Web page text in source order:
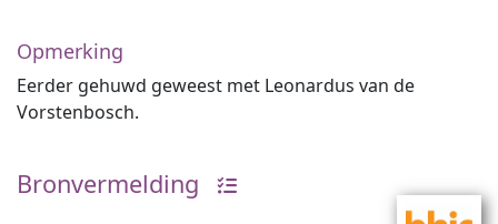
Opmerking
Eerder gehuwd geweest met Leonardus van de
Vorstenbosch.
Bronvermelding